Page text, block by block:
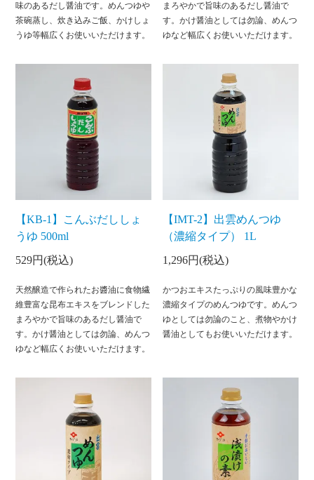
味のあるだし醤油です。めんつゆや
茶碗蒸し、炊き込みご飯、かけしょ
うゆ等幅広くお使いいただけます。
まろやかで旨味のあるだし醤油で
す。かけ醤油としては勿論、めんつ
ゆなど幅広くお使いいただけます。
【KB-1】こんぶだししょ
うゆ 500ml
529円(税込)
天然醸造で作られたお醬油に食物繊
維豊富な昆布エキスをブレンドした
まろやかで旨味のあるだし醤油で
す。かけ醤油としては勿論、めんつ
ゆなど幅広くお使いいただけます。
【IMT-2】出雲めんつゆ
（濃縮タイプ） 1L
1,296円(税込)
かつおエキスたっぷりの風味豊かな
濃縮タイプのめんつゆです。めんつ
ゆとしては勿論のこと、煮物やかけ
醤油としてもお使いいただけます。